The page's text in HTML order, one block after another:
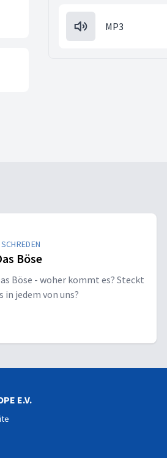
MP3
Böse
Böse - woher kommt es? Steckt
in jedem von uns?
E.V.